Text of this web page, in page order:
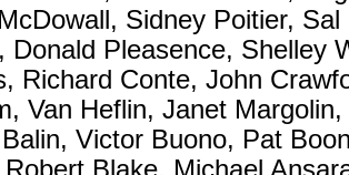
Sidney Poitier,
Donald Pleasence, Shelley
Richard Conte, John
Van Heflin, Janet
Victor Buono, Pat